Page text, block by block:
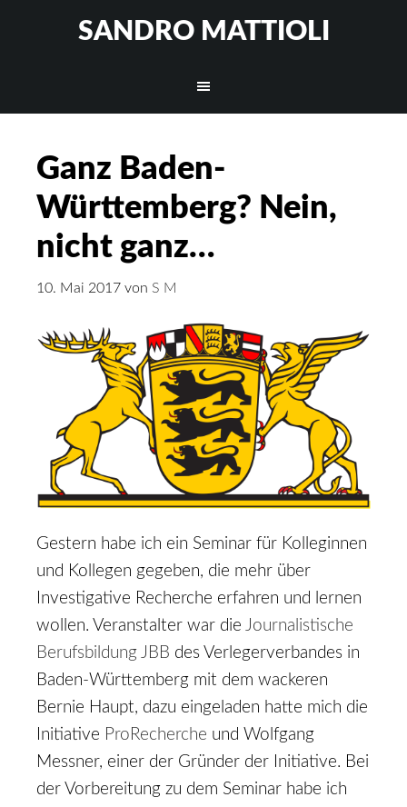
SANDRO MATTIOLI
Ganz Baden-
Württemberg? Nein,
nicht ganz…
10. Mai 2017 von S M
Gestern habe ich ein Seminar für Kolleginnen
und Kollegen gegeben, die mehr über
Investigative Recherche erfahren und lernen
wollen. Veranstalter war die Journalistische
Berufsbildung JBB des Verlegerverbandes in
Baden-Württemberg mit dem wackeren
Bernie Haupt, dazu eingeladen hatte mich die
Initiative ProRecherche und Wolfgang
Messner, einer der Gründer der Initiative. Bei
der Vorbereitung zu dem Seminar habe ich